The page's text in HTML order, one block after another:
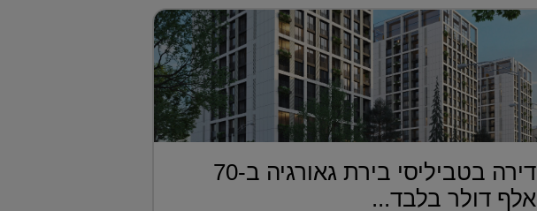
דירה בטביליסי בירת גאורגיה ב-70
אלף דולר בלבד...